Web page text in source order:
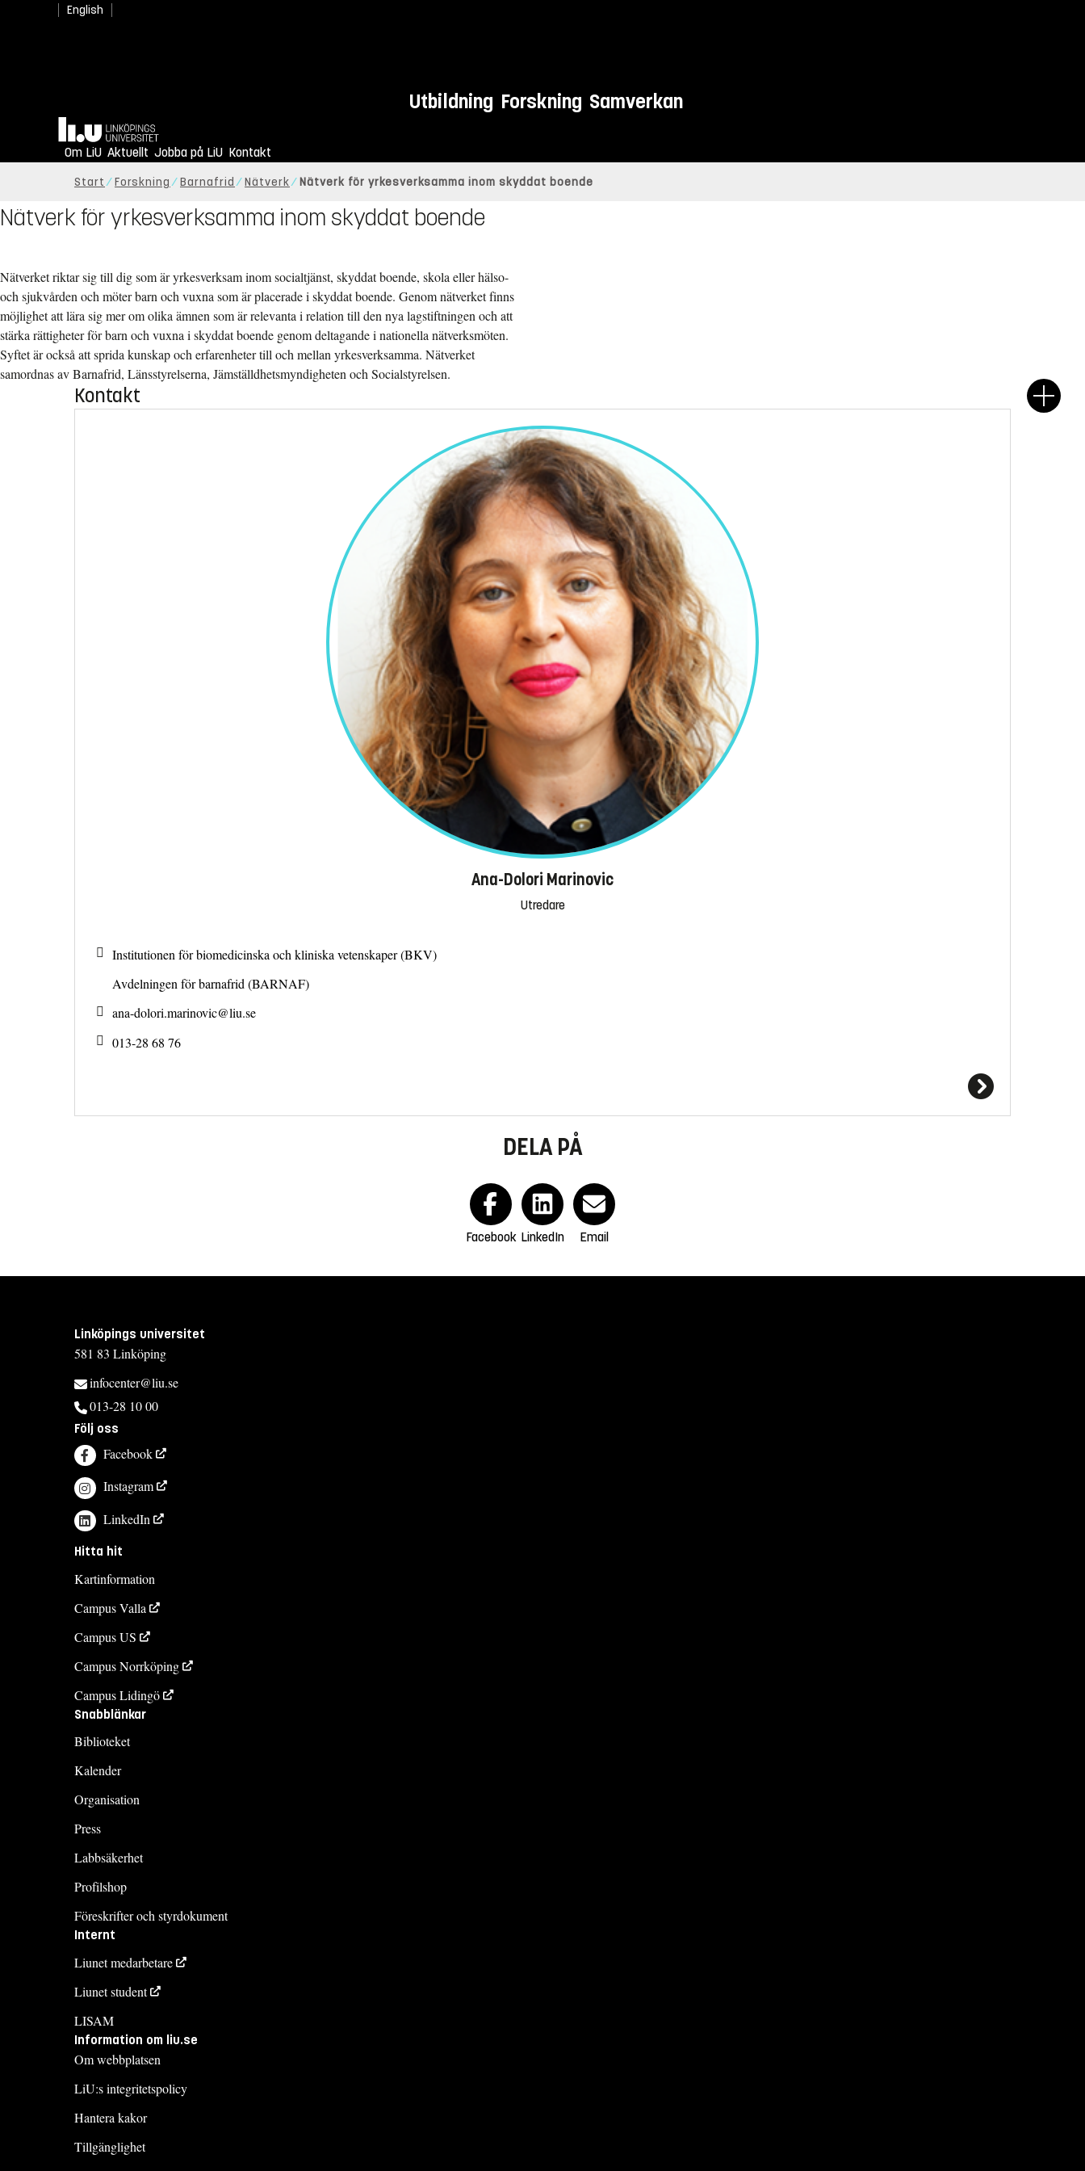
English
Utbildning Forskning Samverkan
Hem
Om LiU Aktuellt Jobba på LiU Kontakt
Start Forskning Barnafrid Nätverk Nätverk för yrkesverksamma inom skyddat boende
Nätverk för yrkesverksamma inom skyddat boende
Nätverket riktar sig till dig som är yrkesverksam inom socialtjänst, skyddat boende, skola eller hälso-
och sjukvården och möter barn och vuxna som är placerade i skyddat boende. Genom nätverket finns
möjlighet att lära sig mer om olika ämnen som är relevanta i relation till den nya lagstiftningen och att
stärka rättigheter för barn och vuxna i skyddat boende genom deltagande i nationella nätverksmöten.
Syftet är också att sprida kunskap och erfarenheter till och mellan yrkesverksamma. Nätverket
samordnas av Barnafrid, Länsstyrelserna, Jämställdhetsmyndigheten och Socialstyrelsen.
Kontakt
Ana-Dolori Marinovic
Utredare
Institutionen för biomedicinska och kliniska vetenskaper (BKV)
Avdelningen för barnafrid (BARNAF)
ana-dolori.marinovic@liu.se
013-28 68 76
DELA PÅ
Facebook LinkedIn Email
Linköpings universitet
581 83 Linköping
infocenter@liu.se
013-28 10 00
Följ oss
Facebook
Instagram
LinkedIn
Hitta hit
Kartinformation
Campus Valla
Campus US
Campus Norrköping
Campus Lidingö
Snabblänkar
Biblioteket
Kalender
Organisation
Press
Labbsäkerhet
Profilshop
Föreskrifter och styrdokument
Internt
Liunet medarbetare
Liunet student
LISAM
Information om liu.se
Om webbplatsen
LiU:s integritetspolicy
Hantera kakor
Tillgänglighet